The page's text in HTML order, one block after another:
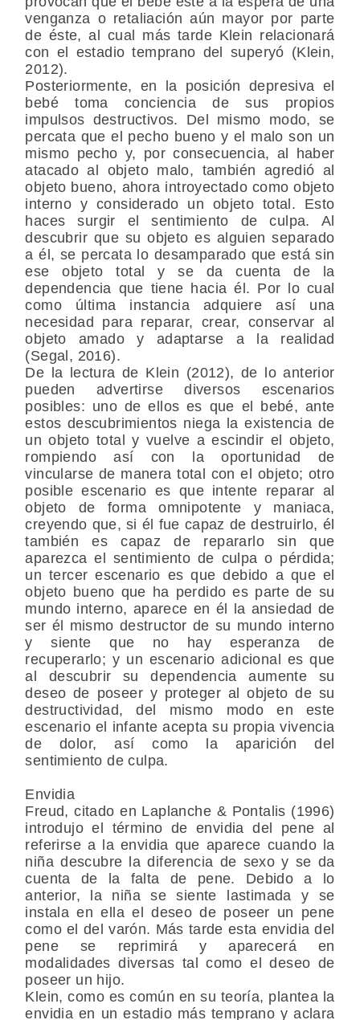
venganza o retaliación aún mayor por parte
de éste, al cual más tarde Klein relacionará
con el estadio temprano del superyó (Klein,
2012).
Posteriormente, en la posición depresiva el
bebé toma conciencia de sus propios
impulsos destructivos. Del mismo modo, se
percata que el pecho bueno y el malo son un
mismo pecho y, por consecuencia, al haber
atacado al objeto malo, también agredió al
objeto bueno, ahora introyectado como objeto
interno y considerado un objeto total. Esto
haces surgir el sentimiento de culpa. Al
descubrir que su objeto es alguien separado
a él, se percata lo desamparado que está sin
ese objeto total y se da cuenta de la
dependencia que tiene hacia él. Por lo cual
como última instancia adquiere así una
necesidad para reparar, crear, conservar al
objeto amado y adaptarse a la realidad
(Segal, 2016).
De la lectura de Klein (2012), de lo anterior
pueden advertirse diversos escenarios
posibles: uno de ellos es que el bebé, ante
estos descubrimientos niega la existencia de
un objeto total y vuelve a escindir el objeto,
rompiendo así con la oportunidad de
vincularse de manera total con el objeto; otro
posible escenario es que intente reparar al
objeto de forma omnipotente y maniaca,
creyendo que, si él fue capaz de destruirlo, él
también es capaz de repararlo sin que
aparezca el sentimiento de culpa o pérdida;
un tercer escenario es que debido a que el
objeto bueno que ha perdido es parte de su
mundo interno, aparece en él la ansiedad de
ser él mismo destructor de su mundo interno
y siente que no hay esperanza de
recuperarlo; y un escenario adicional es que
al descubrir su dependencia aumente su
deseo de poseer y proteger al objeto de su
destructividad, del mismo modo en este
escenario el infante acepta su propia vivencia
de dolor, así como la aparición del
sentimiento de culpa.
Envidia
Freud, citado en Laplanche & Pontalis (1996)
introdujo el término de envidia del pene al
referirse a la envidia que aparece cuando la
niña descubre la diferencia de sexo y se da
cuenta de la falta de pene. Debido a lo
anterior, la niña se siente lastimada y se
instala en ella el deseo de poseer un pene
como el del varón. Más tarde esta envidia del
pene se reprimirá y aparecerá en
modalidades diversas tal como el deseo de
poseer un hijo.
Klein, como es común en su teoría, plantea la
envidia en un estadio más temprano y aclara